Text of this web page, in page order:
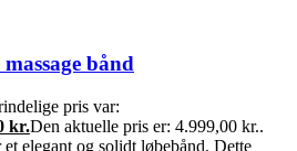
bånd
pris var:
kr.Den aktuelle pris er: 4.999,00 kr..
elegant og solidt løbebånd. Dette